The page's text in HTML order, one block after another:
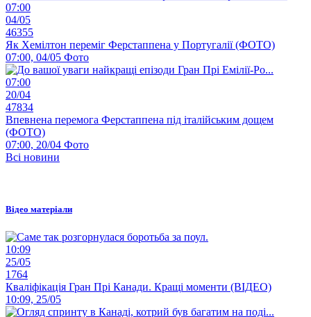
07:00
04/05
46355
Як Хемілтон переміг Ферстаппена у Португалії (ФОТО)
07:00, 04/05 Фото
07:00
20/04
47834
Впевнена перемога Ферстаппена під італійським дощем
(ФОТО)
07:00, 20/04 Фото
Всі новини
Відео матеріали
10:09
25/05
1764
Кваліфікація Гран Прі Канади. Кращі моменти (ВІДЕО)
10:09, 25/05